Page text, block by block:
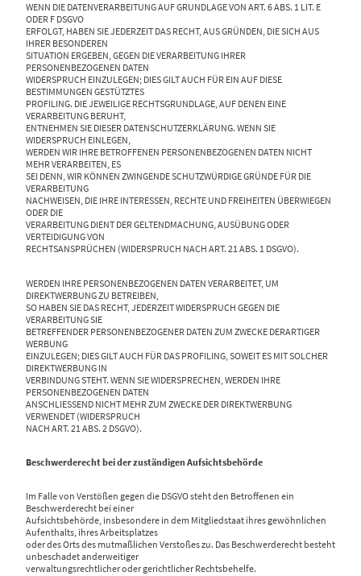
WENN DIE DATENVERARBEITUNG AUF GRUNDLAGE VON ART. 6 ABS. 1 LIT. E
ODER F DSGVO
ERFOLGT, HABEN SIE JEDERZEIT DAS RECHT, AUS GRÜNDEN, DIE SICH AUS
IHRER BESONDEREN
SITUATION ERGEBEN, GEGEN DIE VERARBEITUNG IHRER
PERSONENBEZOGENEN DATEN
WIDERSPRUCH EINZULEGEN; DIES GILT AUCH FÜR EIN AUF DIESE
BESTIMMUNGEN GESTÜTZTES
PROFILING. DIE JEWEILIGE RECHTSGRUNDLAGE, AUF DENEN EINE
VERARBEITUNG BERUHT,
ENTNEHMEN SIE DIESER DATENSCHUTZERKLÄRUNG. WENN SIE
WIDERSPRUCH EINLEGEN,
WERDEN WIR IHRE BETROFFENEN PERSONENBEZOGENEN DATEN NICHT
MEHR VERARBEITEN, ES
SEI DENN, WIR KÖNNEN ZWINGENDE SCHUTZWÜRDIGE GRÜNDE FÜR DIE
VERARBEITUNG
NACHWEISEN, DIE IHRE INTERESSEN, RECHTE UND FREIHEITEN ÜBERWIEGEN
ODER DIE
VERARBEITUNG DIENT DER GELTENDMACHUNG, AUSÜBUNG ODER
VERTEIDIGUNG VON
RECHTSANSPRÜCHEN (WIDERSPRUCH NACH ART. 21 ABS. 1 DSGVO).
WERDEN IHRE PERSONENBEZOGENEN DATEN VERARBEITET, UM
DIREKTWERBUNG ZU BETREIBEN,
SO HABEN SIE DAS RECHT, JEDERZEIT WIDERSPRUCH GEGEN DIE
VERARBEITUNG SIE
BETREFFENDER PERSONENBEZOGENER DATEN ZUM ZWECKE DERARTIGER
WERBUNG
EINZULEGEN; DIES GILT AUCH FÜR DAS PROFILING, SOWEIT ES MIT SOLCHER
DIREKTWERBUNG IN
VERBINDUNG STEHT. WENN SIE WIDERSPRECHEN, WERDEN IHRE
PERSONENBEZOGENEN DATEN
ANSCHLIESSEND NICHT MEHR ZUM ZWECKE DER DIREKTWERBUNG
VERWENDET (WIDERSPRUCH
NACH ART. 21 ABS. 2 DSGVO).
Beschwerderecht bei der zuständigen Aufsichtsbehörde
Im Falle von Verstößen gegen die DSGVO steht den Betroffenen ein
Beschwerderecht bei einer
Aufsichtsbehörde, insbesondere in dem Mitgliedstaat ihres gewöhnlichen
Aufenthalts, ihres Arbeitsplatzes
oder des Orts des mutmaßlichen Verstoßes zu. Das Beschwerderecht besteht
unbeschadet anderweitiger
verwaltungsrechtlicher oder gerichtlicher Rechtsbehelfe.